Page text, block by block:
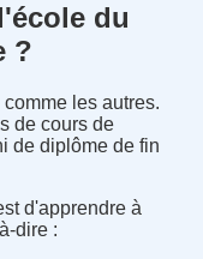
du
?
les autres.
de cours de
de diplôme de fin
d'apprendre à
dire :